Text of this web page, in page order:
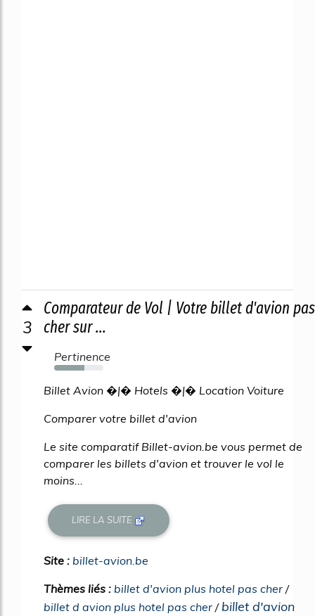
3
Comparateur de Vol | Votre billet d'avion pas
cher sur ...
Pertinence
61%
Billet Avion �|� Hotels �|� Location Voiture
Comparer votre billet d'avion
Le site comparatif Billet-avion.be vous permet de
comparer les billets d'avion et trouver le vol le
moins...
LIRE LA SUITE
Site : billet-avion.be
Thèmes liés : billet d'avion plus hotel pas cher /
billet d avion plus hotel pas cher / billet d'avion